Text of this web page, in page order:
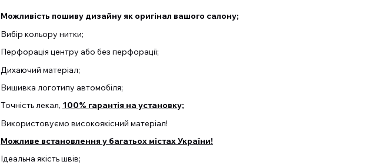
Можливість пошиву дизайну як оригінал вашого салону;
Вибір кольору нитки;
Перфорація центру або без перфорації;
Дихаючий матеріал;
Вишивка логотипу автомобіля;
Точність лекал, 100% гарантія на установку;
Використовуємо високоякісний матеріал!
Можливе встановлення у багатьох містах України!
Ідеальна якість швів;